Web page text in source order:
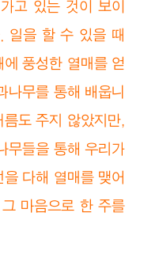
고 있는 것이 보이
일을 할 수 있을 때
풍성한 열매를 얻
나무를 통해 배웁니
도 주지 않았지만,
무들을 통해 우리가
다해 열매를 맺어
마음으로 한 주를